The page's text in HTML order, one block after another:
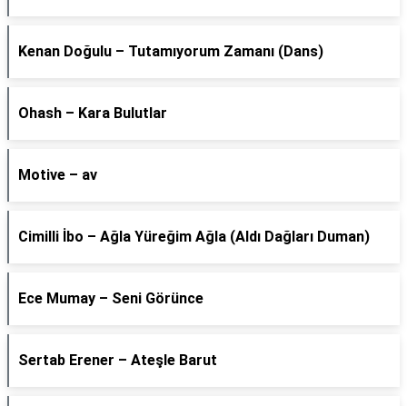
Kenan Doğulu – Tutamıyorum Zamanı (Dans)
Ohash – Kara Bulutlar
Motive – av
Cimilli İbo – Ağla Yüreğim Ağla (Aldı Dağları Duman)
Ece Mumay – Seni Görünce
Sertab Erener – Ateşle Barut